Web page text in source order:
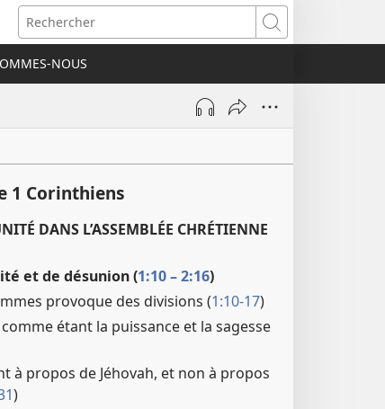
Rechercher
NOUS
1 Corinthiens
DANS L’ASSEMBLÉE CHRÉTIENNE
et de désunion (1:10 – 2:16)
provoque des divisions (1:10-17)
étant la puissance et la sagesse
à propos de Jéhovah, et non à propos
)